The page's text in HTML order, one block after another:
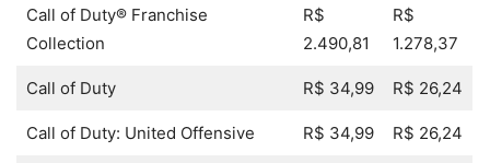
Call of Duty® Franchise
Collection
R$
2.490,81
R$
1.278,37
Call of Duty R$ 34,99 R$ 26,24
Call of Duty: United Offensive R$ 34,99 R$ 26,24